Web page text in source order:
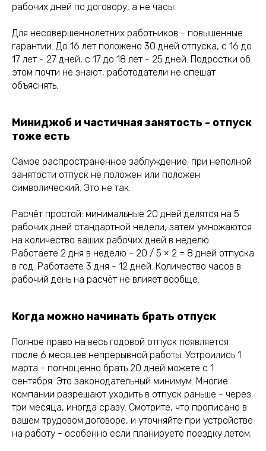
рабочих дней по договору, а не часы.
Для несовершеннолетних работников - повышенные
гарантии. До 16 лет положено 30 дней отпуска, с 16 до
17 лет - 27 дней, с 17 до 18 лет - 25 дней. Подростки об
этом почти не знают, работодатели не спешат
объяснять.
Миниджоб и частичная занятость - отпуск
тоже есть
Самое распространённое заблуждение: при неполной
занятости отпуск не положен или положен
символический. Это не так.
Расчёт простой: минимальные 20 дней делятся на 5
рабочих дней стандартной недели, затем умножаются
на количество ваших рабочих дней в неделю.
Работаете 2 дня в неделю - 20 / 5 × 2 = 8 дней отпуска
в год. Работаете 3 дня - 12 дней. Количество часов в
рабочий день на расчёт не влияет вообще.
Когда можно начинать брать отпуск
Полное право на весь годовой отпуск появляется
после 6 месяцев непрерывной работы. Устроились 1
марта - полноценно брать 20 дней можете с 1
сентября. Это законодательный минимум. Многие
компании разрешают уходить в отпуск раньше - через
три месяца, иногда сразу. Смотрите, что прописано в
вашем трудовом договоре, и уточняйте при устройстве
на работу - особенно если планируете поездку летом.